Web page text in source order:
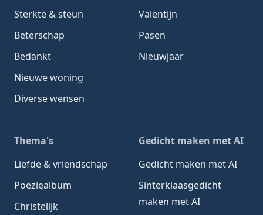
Sterkte & steun
Beterschap
Bedankt
Nieuwe woning
Diverse wensen
Valentijn
Pasen
Nieuwjaar
Thema's
Liefde & vriendschap
Poëziealbum
Christelijk
Gedicht maken met AI
Gedicht maken met AI
Sinterklaasgedicht
maken met AI